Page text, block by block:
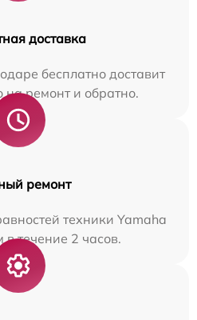
доставка
бесплатно доставит
на ремонт и обратно.
ремонт
техники Yamaha
течение 2 часов.